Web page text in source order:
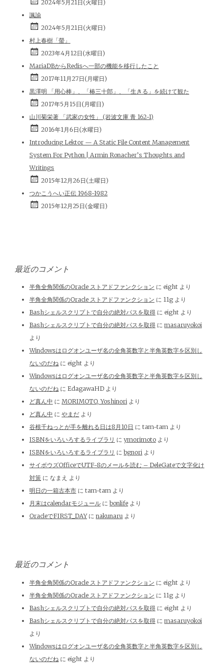
2024年5月21日(火曜日)
諷諭
2024年5月21日(火曜日)
村上春樹「螢」
2023年4月12日(水曜日)
MariaDBからRedisへ一部の機能を移行したこと
2017年11月27日(月曜日)
黒澤明 「用心棒」、「椿三十郎」、「生きる」を続けて観た
2017年5月15日(月曜日)
山川菊栄著 「武家の女性」 (岩波文庫 青 162-1)
2016年1月6日(水曜日)
Introducing Lektor — A Static File Content Management
System For Python | Armin Ronacher’s Thoughts and
Writings
2015年12月26日(土曜日)
つかこうへい正伝 1968-1982
2015年12月25日(金曜日)
最近のコメント
半角全角関係のOracle ストアドファンクション に eight より
半角全角関係のOracle ストアドファンクション に 11g より
Bashシェルスクリプトで自分の絶対パスを取得 に eight より
Bashシェルスクリプトで自分の絶対パスを取得 に masaruyokoi
より
Windowsはログオンユーザ名の全角英数字と半角英数字を区別し
ないのだね に eight より
Windowsはログオンユーザ名の全角英数字と半角英数字を区別し
ないのだね に EdagawaHD より
ど真ん中 に MORIMOTO, Yoshinori より
ど真ん中 に やまだ より
谷根千ねっとが手を離れる日は8月10日 に tam-tam より
ISBNをいろいろするライブラリ に ymorimoto より
ISBNをいろいろするライブラリ に bgnori より
サイボウズOfficeでUTF-8のメールを読む – DeleGateで文字化け
対策 に なまえ より
明日の一箱古本市 に tam-tam より
月末はcalendarモジュール に bonlife より
OracleでFIRST_DAYに nakunaru より
最近のコメント
半角全角関係のOracle ストアドファンクション に eight より
半角全角関係のOracle ストアドファンクション に 11g より
Bashシェルスクリプトで自分の絶対パスを取得 に eight より
Bashシェルスクリプトで自分の絶対パスを取得 に masaruyokoi
より
Windowsはログオンユーザ名の全角英数字と半角英数字を区別し
ないのだね に eight より